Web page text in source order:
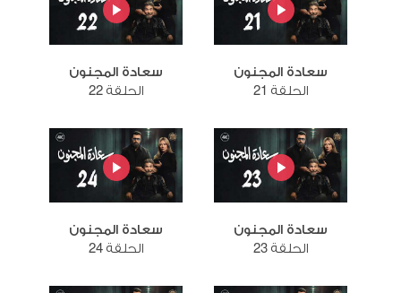
سعادة المجنون
الحلقة 21
سعادة المجنون
الحلقة 22
سعادة المجنون
الحلقة 23
سعادة المجنون
الحلقة 24